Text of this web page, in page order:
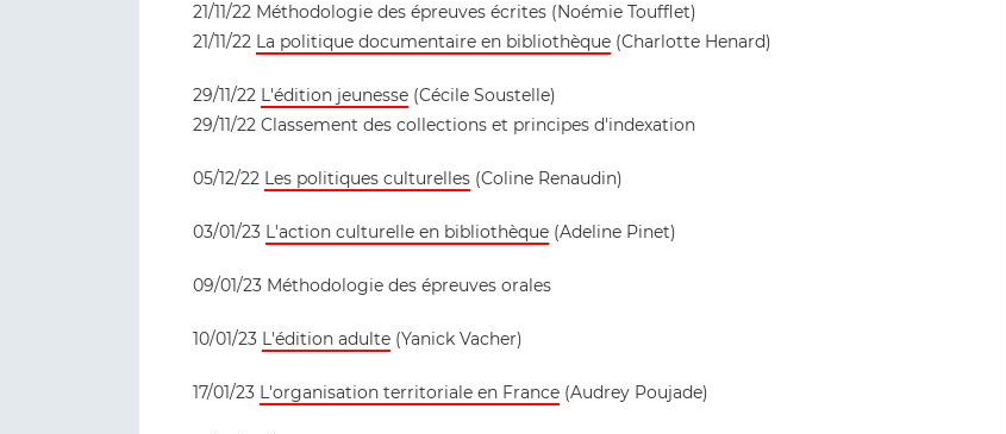
21/11/22 Méthodologie des épreuves écrites (Noémie Toufflet)
21/11/22 La politique documentaire en bibliothèque (Charlotte Henard)
29/11/22 L'édition jeunesse (Cécile Soustelle)
29/11/22 Classement des collections et principes d'indexation
05/12/22 Les politiques culturelles (Coline Renaudin)
03/01/23 L'action culturelle en bibliothèque (Adeline Pinet)
09/01/23 Méthodologie des épreuves orales
10/01/23 L'édition adulte (Yanick Vacher)
17/01/23 L'organisation territoriale en France (Audrey Poujade)